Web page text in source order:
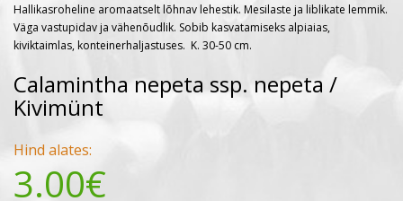
Hallikasroheline aromaatselt lōhnav lehestik. Mesilaste ja liblikate lemmik.
Väga vastupidav ja vähenōudlik. Sobib kasvatamiseks alpiaias,
kiviktaimlas, konteinerhaljastuses. K. 30-50 cm.
Calamintha nepeta ssp. nepeta /
Kivimünt
3.00€
Hind alates: